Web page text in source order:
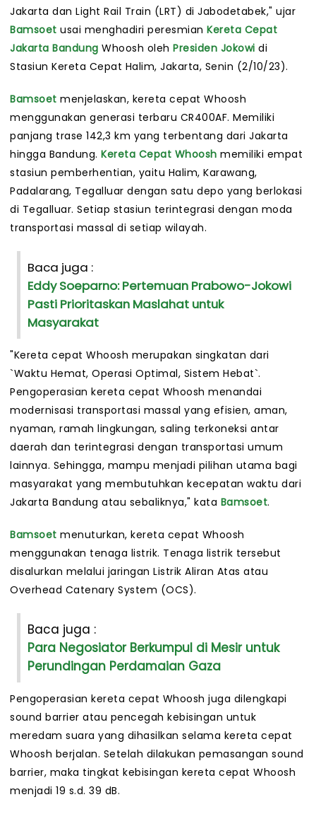
Jakarta dan Light Rail Train (LRT) di Jabodetabek," ujar
Bamsoet usai menghadiri peresmian Kereta Cepat
Jakarta Bandung Whoosh oleh Presiden Jokowi di
Stasiun Kereta Cepat Halim, Jakarta, Senin (2/10/23).
Bamsoet menjelaskan, kereta cepat Whoosh
menggunakan generasi terbaru CR400AF. Memiliki
panjang trase 142,3 km yang terbentang dari Jakarta
hingga Bandung. Kereta Cepat Whoosh memiliki empat
stasiun pemberhentian, yaitu Halim, Karawang,
Padalarang, Tegalluar dengan satu depo yang berlokasi
di Tegalluar. Setiap stasiun terintegrasi dengan moda
transportasi massal di setiap wilayah.
Baca juga :
Eddy Soeparno: Pertemuan Prabowo-Jokowi
Pasti Prioritaskan Maslahat untuk
Masyarakat
"Kereta cepat Whoosh merupakan singkatan dari
`Waktu Hemat, Operasi Optimal, Sistem Hebat`.
Pengoperasian kereta cepat Whoosh menandai
modernisasi transportasi massal yang efisien, aman,
nyaman, ramah lingkungan, saling terkoneksi antar
daerah dan terintegrasi dengan transportasi umum
lainnya. Sehingga, mampu menjadi pilihan utama bagi
masyarakat yang membutuhkan kecepatan waktu dari
Jakarta Bandung atau sebaliknya," kata Bamsoet.
Bamsoet menuturkan, kereta cepat Whoosh
menggunakan tenaga listrik. Tenaga listrik tersebut
disalurkan melalui jaringan Listrik Aliran Atas atau
Overhead Catenary System (OCS).
Baca juga :
Para Negosiator Berkumpul di Mesir untuk
Perundingan Perdamaian Gaza
Pengoperasian kereta cepat Whoosh juga dilengkapi
sound barrier atau pencegah kebisingan untuk
meredam suara yang dihasilkan selama kereta cepat
Whoosh berjalan. Setelah dilakukan pemasangan sound
barrier, maka tingkat kebisingan kereta cepat Whoosh
menjadi 19 s.d. 39 dB.